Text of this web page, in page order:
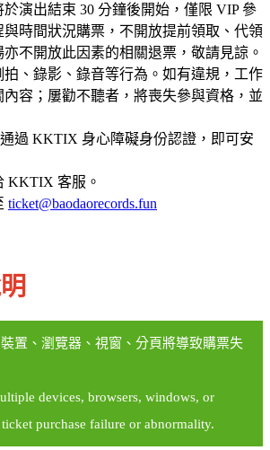
演出結束 30 分鐘後開始，僅限 VIP 參
時間狀況購票，不開放提前領取、代領
不開放此因素的相關退票，敬請見諒。
、錄影、錄音等行為。如有違規，工作
內容；屢勸不聽者，將喪失參與資格，並
過 KKTIX 身心障礙身份認證，即可安
KKTIX 客服。
ticket@baodaorecords.fun
置、瀏覽器、視窗、分頁將導致購票失
devices, browsers, windows, or
purchase failure or abnormality.